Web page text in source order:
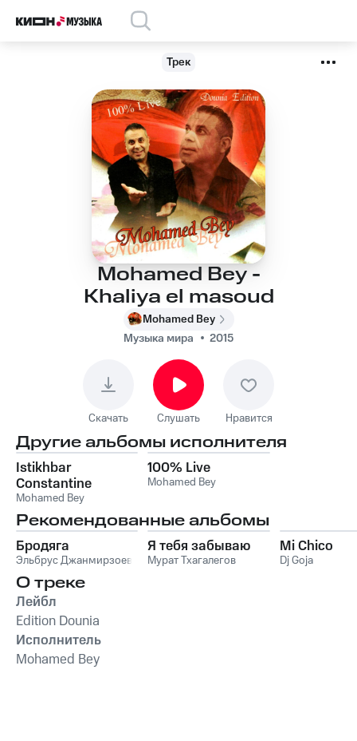
Трек
Mohamed Bey -
Khaliya el masoud
Mohamed Bey
Музыка мира
2015
Скачать Слушать Нравится
Другие альбомы исполнителя
Istikhbar
Constantine
(Spéciale Fêtes)
Mohamed Bey
100% Live
Mohamed Bey
Рекомендованные альбомы
Бродяга
Эльбрус Джанмирзоев
Я тебя забываю
Мурат Тхагалегов
Mi Chico
Dj Goja
О треке
Лейбл
Edition Dounia
Исполнитель
Mohamed Bey